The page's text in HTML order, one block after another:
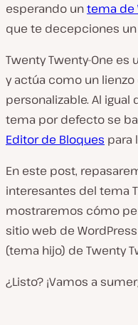
esperando untema de
que te decepciones
Twenty Twenty-One
y actúa como un
personalizable. Al
tema por defecto se
Editor de Bloques para
En este post,
interesantes del tema
mostraremos cómo
sitio web de
(tema hijo) de Twenty
¿Listo? ¡Vamos a